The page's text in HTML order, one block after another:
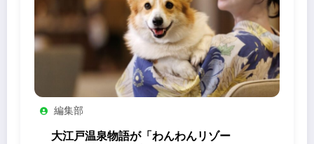
編集部
大江戸温泉物語が「わんわんリゾー